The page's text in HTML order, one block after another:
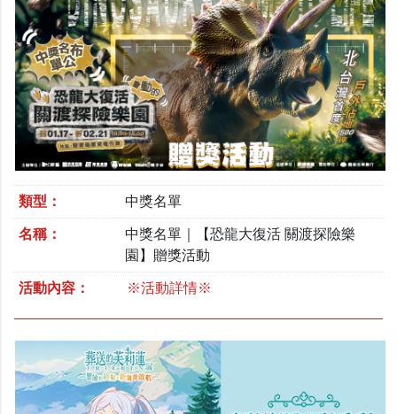
類型： 中獎名單
名稱：
中獎名單｜【恐龍大復活 關渡探險樂
園】贈獎活動
活動內容： ※活動詳情※